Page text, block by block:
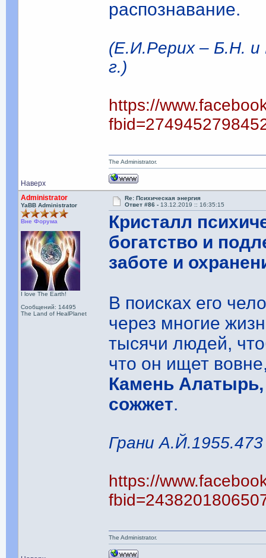
распознавание.
(Е.И.Рерих – Б.Н.
г.)
https://
Наверх
The Administrator.
Administrator
YaBB Administrator
Вне Форума
I love The Earth!
Сообщений: 14495
The Land of HealPlanet
Re: Психическая энергия
Ответ #86 - 13.12.2019 :: 16:35:15
Кристалл
богатство и
заботе и
В поисках его
через многие
тысячи людей,
что он ищет
Камень Алатырь,
сожжет.
Грани А.Й.1955.473
https://
The Administrator.